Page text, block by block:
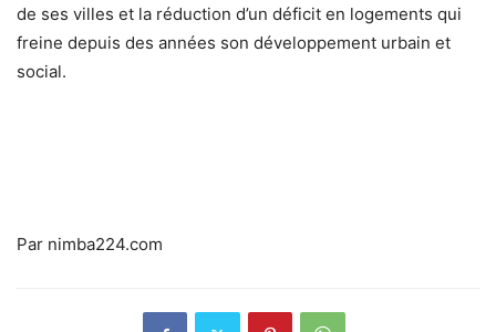
de ses villes et la réduction d’un déficit en logements qui
freine depuis des années son développement urbain et
social.
Par nimba224.com